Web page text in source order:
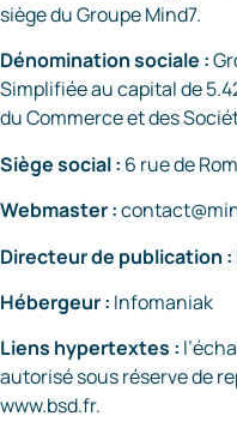
siège du Groupe Mind7.
Dénomination sociale :
Simplifiée au capital de
du Commerce et des
Siège social : 6 rue de
Webmaster :
Directeur de publication :
Hébergeur : Infomaniak
Liens hypertextes :
autorisé sous réserve de
www.bsd.fr.